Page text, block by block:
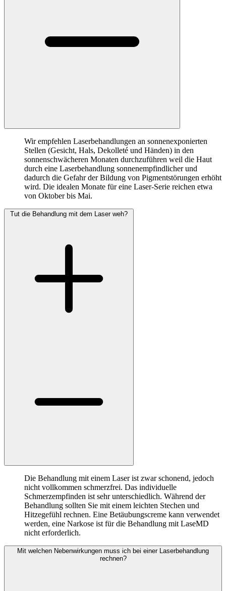
Wir empfehlen Laserbehandlungen an sonnenexponierten
Stellen (Gesicht, Hals, Dekolleté und Händen) in den
sonnenschwächeren Monaten durchzuführen weil die Haut
durch eine Laserbehandlung sonnenempfindlicher und
dadurch die Gefahr der Bildung von Pigmentstörungen erhöht
wird. Die idealen Monate für eine Laser-Serie reichen etwa
von Oktober bis Mai.
Tut die Behandlung mit dem Laser weh?
Die Behandlung mit einem Laser ist zwar schonend, jedoch
nicht vollkommen schmerzfrei. Das individuelle
Schmerzempfinden ist sehr unterschiedlich. Während der
Behandlung sollten Sie mit einem leichten Stechen und
Hitzegefühl rechnen. Eine Betäubungscreme kann verwendet
werden, eine Narkose ist für die Behandlung mit LaseMD
nicht erforderlich.
Mit welchen Nebenwirkungen muss ich bei einer Laserbehandlung
rechnen?